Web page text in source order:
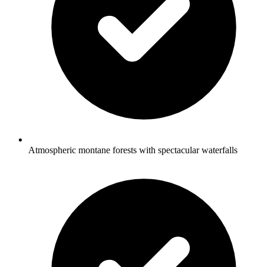
Atmospheric montane forests with spectacular waterfalls